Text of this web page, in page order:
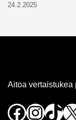
24.2.2025
Aitoa vertaistukea
FacebookX